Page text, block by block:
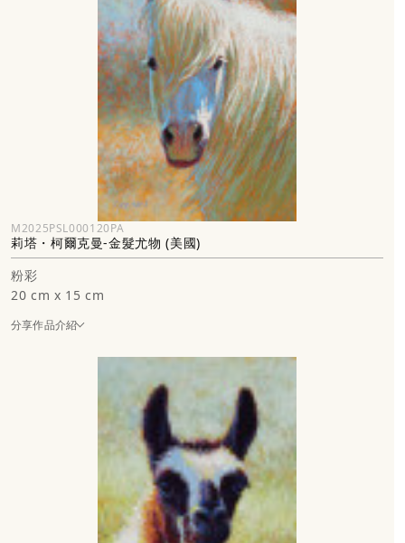
M2025PSL000120PA
莉塔・柯爾克曼-金髮尤物 (美國)
粉彩
20 cm x 15 cm
分享作品介紹